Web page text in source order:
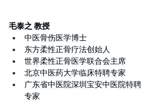
毛泰之 教授
中医骨伤医学博士
东方柔性正骨疗法创始人
世界柔性正骨医学联合会主席
北京中医药大学临床特聘专家
广东省中医院深圳宝安中医院特聘
专家